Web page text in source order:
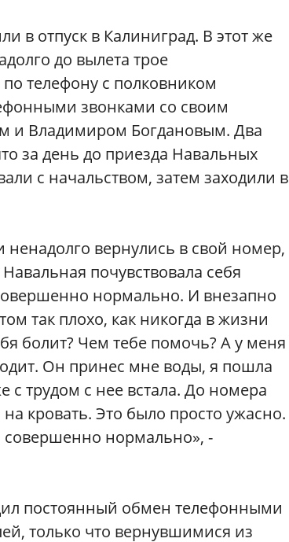
в отпуск в Калиниград. В этот же
до вылета трое
телефону с полковником
звонками со своим
и Владимиром Богдановым. Два
за день до приезда Навальных
с начальством, затем заходили в
вернулись в свой номер,
почувствовала себя
нормально. И внезапно
так плохо, как никогда в жизни
болит? Чем тебе помочь? А у меня
Он принес мне воды, я пошла
с трудом с нее встала. До номера
кровать. Это было просто ужасно.
совершенно нормально», -
постоянный обмен телефонными
только что вернувшимися из